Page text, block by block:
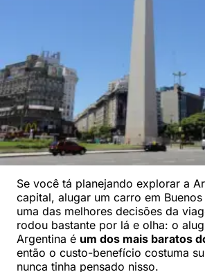
Se você tá planejando explorar a
capital, alugar um carro em
uma das melhores decisões da
rodou bastante por lá e olha: o
Argentina é um dos mais baratos
então o custo-benefício costuma
nunca tinha pensado nisso.